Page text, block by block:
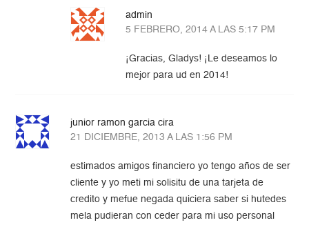
admin
5 FEBRERO, 2014 A LAS 5:17 PM
¡Gracias, Gladys! ¡Le deseamos lo
mejor para ud en 2014!
junior ramon garcia cira
21 DICIEMBRE, 2013 A LAS 1:56 PM
estimados amigos financiero yo tengo años de ser
cliente y yo meti mi solisitu de una tarjeta de
credito y mefue negada quiciera saber si hutedes
mela pudieran con ceder para mi uso personal